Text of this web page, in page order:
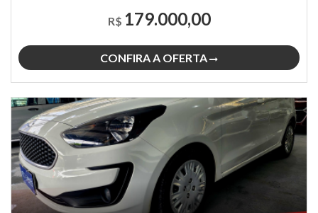
R$ 179.000,00
CONFIRA A OFERTA